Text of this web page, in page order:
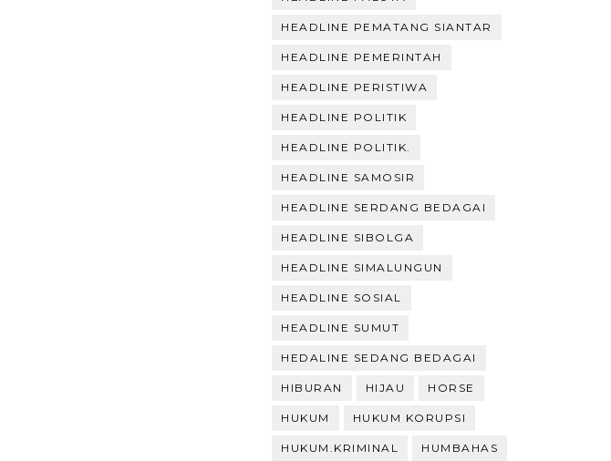
HEADLINE PEMATANG SIANTAR
HEADLINE PEMERINTAH
HEADLINE PERISTIWA
HEADLINE POLITIK
HEADLINE POLITIK.
HEADLINE SAMOSIR
HEADLINE SERDANG BEDAGAI
HEADLINE SIBOLGA
HEADLINE SIMALUNGUN
HEADLINE SOSIAL
HEADLINE SUMUT
HEDALINE SEDANG BEDAGAI
HIBURAN HIJAU HORSE
HUKUM HUKUM KORUPSI
HUKUM.KRIMINAL HUMBAHAS